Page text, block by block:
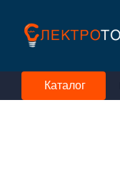
Каталог